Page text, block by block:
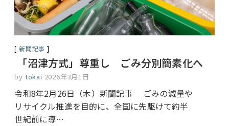
新聞記事
「沼津方式」尊重し ごみ分別簡素化へ
by tokai 2026年3月1日
令和8年2月26日（木）新聞記事 ごみの減量や
リサイクル推進を目的に、全国に先駆けて約半
世紀前に導…